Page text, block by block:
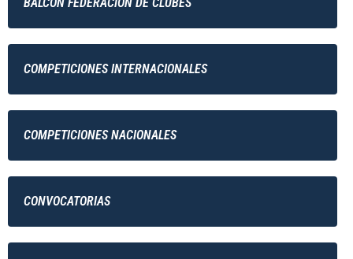
COMPETICIONES INTERNACIONALES
COMPETICIONES NACIONALES
CONVOCATORIAS